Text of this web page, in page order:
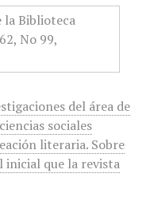
del área de
sociales
literaria. Sobre
que la revista